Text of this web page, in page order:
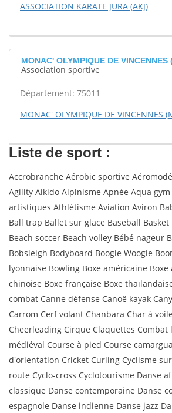
ASSOCIATION KARATE JURA (AKJ)
MONAC' OLYMPIQUE DE VINCENNES
Association sportive
Département: 75011
MONAC' OLYMPIQUE DE VINCENNES
Liste de sport :
Accrobranche Aérobic sportive
Agility Aikido Alpinisme Apnée Aqua
artistiques Athlétisme Aviation Aviron
Ball trap Ballet sur glace Baseball
Beach soccer Beach volley Bébé nageur
Bobsleigh Bodyboard Boogie Woogie
lyonnaise Bowling Boxe américaine Boxe
chinoise Boxe française Boxe
combat Canne défense Canoë kayak
Carrom Cerf volant Chanbara Char à
Cheerleading Cirque Claquettes Combat
médiéval Course à pied Course
d'orientation Cricket Curling Cyclisme
route Cyclo-cross Cyclotourisme Danse
classique Danse contemporaine Danse
espagnole Danse indienne Danse jazz